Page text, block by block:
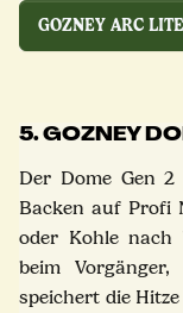
GOZNEY ARC
5. GOZNEY
Der Dome Gen
Backen auf Profi
oder Kohle nach
beim
speichert die